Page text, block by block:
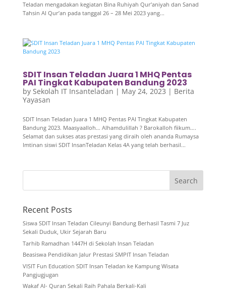
Teladan mengadakan kegiatan Bina Ruhiyah Qur’aniyah dan Sanad
Tahsin Al Qur’an pada tanggal 26 – 28 Mei 2023 yang...
SDIT Insan Teladan Juara 1 MHQ Pentas
PAI Tingkat Kabupaten Bandung 2023
by Sekolah IT Insanteladan | May 24, 2023 | Berita
Yayasan
SDIT Insan Teladan Juara 1 MHQ Pentas PAI Tingkat Kabupaten
Bandung 2023. Maasyaalloh… Alhamdulillah ? Barokalloh fiikum….
Selamat dan sukses atas prestasi yang diraih oleh ananda Rumaysa
Imtinan siswi SDIT InsanTeladan Kelas 4A yang telah berhasil...
Recent Posts
Siswa SDIT Insan Teladan Cileunyi Bandung Berhasil Tasmi 7 Juz
Sekali Duduk, Ukir Sejarah Baru
Tarhib Ramadhan 1447H di Sekolah Insan Teladan
Beasiswa Pendidikan Jalur Prestasi SMPIT Insan Teladan
VISIT Fun Education SDIT Insan Teladan ke Kampung Wisata
Pangjugjugan
Wakaf Al- Quran Sekali Raih Pahala Berkali-Kali